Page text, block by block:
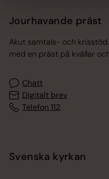
Jourhavande präst
Akut samtals- och
med en präst på kvällar
Chatt
Digitalt brev
Telefon 112
Svenska kyrkan